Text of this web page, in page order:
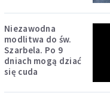
Niezawodna
modlitwa do św.
Szarbela. Po 9
dniach mogą dziać
się cuda